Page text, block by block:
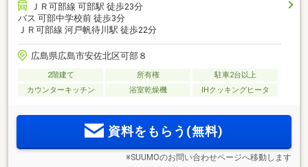
ＪＲ可部線 可部駅 徒歩23分
バス 可部中学校前 徒歩3分
ＪＲ可部線 河戸帆待川駅 徒歩22分
広島県広島市安佐北区可部８
2階建て 所有権
駐車2台以上
カウンターキッチン
浴室乾燥機 IHクッキングヒータ
資料をもらう(無料)
※SUUMOのお問い合わせページへ移動します